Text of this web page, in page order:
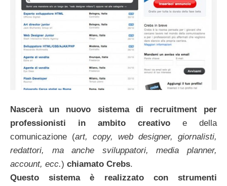
Nascerà un nuovo sistema di recruitment per
professionisti in ambito creativo e della
comunicazione (art, copy, web designer, giornalisti,
redattori, ma anche sviluppatori, media planner,
account, ecc.) chiamato Crebs.
Questo sistema è realizzato con strumenti